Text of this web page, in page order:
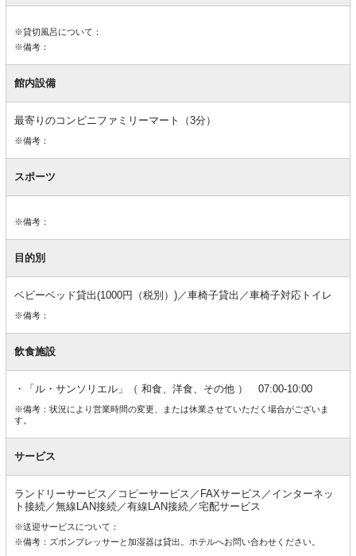
※貸切風呂について：
※備考：
館内設備
最寄りのコンビニファミリーマート（3分）
※備考：
スポーツ
※備考：
目的別
ベビーベッド貸出(1000円（税別）)／車椅子貸出／車椅子対応トイレ
※備考：
飲食施設
「ル・サンソリエル」（ 和食、洋食、その他 ） 07:00-10:00
※備考：状況により営業時間の変更、または休業させていただく場合がございま
す。
サービス
ランドリーサービス／コピーサービス／FAXサービス／インターネッ
ト接続／無線LAN接続／有線LAN接続／宅配サービス
※送迎サービスについて：
※備考：ズボンプレッサーと加湿器は貸出。ホテルへお問い合わせください。